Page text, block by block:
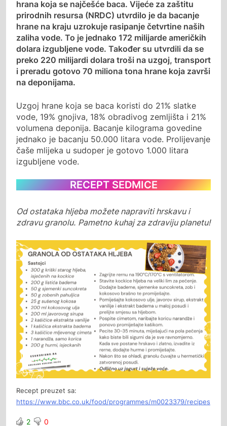
hrana koja se najčešće baca. Vijeće za zaštitu
prirodnih resursa (NRDC) utvrdilo je da bacanje
hrane na kraju uzrokuje rasipanje četvrtine naših
zaliha vode. To je jednako 172 milijarde američkih
dolara izgubljene vode. Također su utvrdili da se
preko 220 milijardi dolara troši na uzgoj, transport
i preradu gotovo 70 miliona tona hrane koja završi
na deponijama.
Uzgoj hrane koja se baca koristi do 21% slatke
vode, 19% gnojiva, 18% obradivog zemljišta i 21%
volumena deponija. Bacanje kilograma govedine
jednako je bacanju 50.000 litara vode. Prolijevanje
čaše mlijeka u sudoper je gotovo 1.000 litara
izgubljene vode.
RECEPT SEDMICE
Od ostataka hljeba možete napraviti hrskavu i
zdravu granolu. Pametno kuhaj za zdraviju planetu!
Recept preuzet sa:
https://www.bbc.co.uk/food/programmes/m0023379/recipes
2 0